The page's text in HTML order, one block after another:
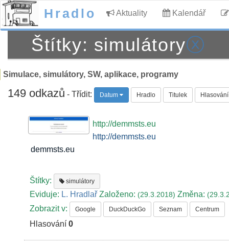
Hradlo Aktuality Kalendář
Štítky: simulátoryⓧ
Simulace, simulátory, SW, aplikace, programy
149 odkazů - Třídit: Datum Hradlo Titulek Hlasování
http://demmsts.eu
http://demmsts.eu
demmsts.eu
Štítky: simulátory
Eviduje: L. Hradlař Založeno:(29.3.2018)Změna:
Zobrazit v: Google DuckDuckGo Seznam Centrum
Hlasování0